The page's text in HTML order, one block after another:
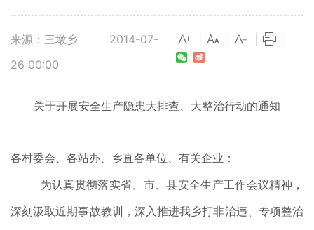
来源：三墩乡
2014-07-
26 00:00
关于开展安全生产隐患大排查、大整治行动的通知
各村委会、各站办、乡直各单位、有关企业：
为认真贯彻落实省、市、县安全生产工作会议精神，
深刻汲取近期事故教训，深入推进我乡打非治违、专项整治